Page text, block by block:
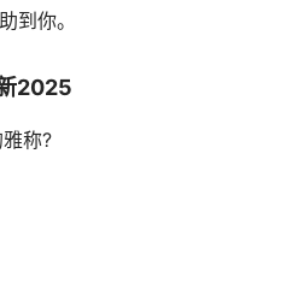
到你。
2025
称?